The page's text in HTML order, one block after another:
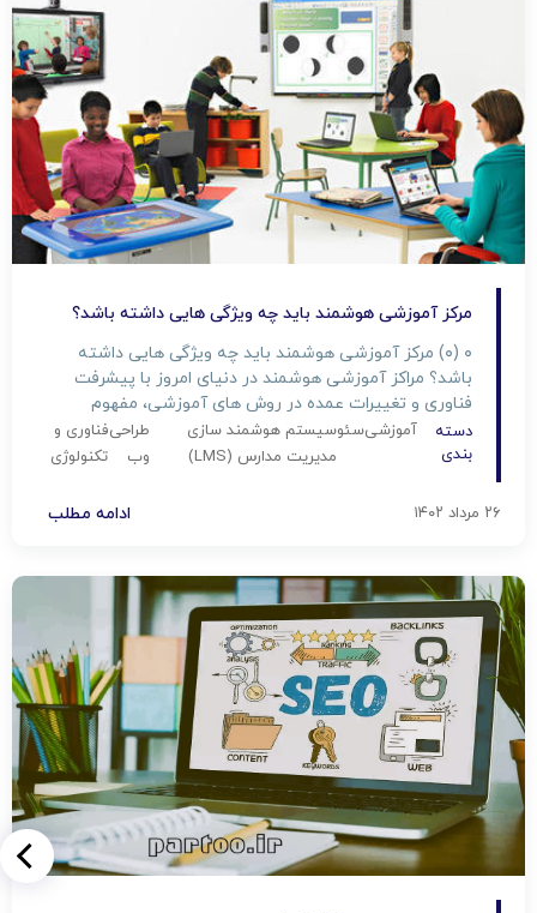
مرکز آموزشی هوشمند باید چه ویژگی هایی داشته باشد؟
۰ (۰) مرکز آموزشی هوشمند باید چه ویژگی هایی داشته
باشد؟ مراکز آموزشی هوشمند در دنیای امروز با پیشرفت
فناوری و تغییرات عمده در روش های آموزشی، مفهوم
آموزش نیز تغییر کرده است. یک مرکز آموزشی هوشمند نه
تنها به انتقال دانش محدود نمی‌شود بلکه باید ابزارها و
دسته
بندی
آموزشیسئوسیستم هوشمند سازی
مدیریت مدارس (LMS)
طراحی
وب
فناوری و
تکنولوژی
۲۶ مرداد ۱۴۰۲ ادامه مطلب